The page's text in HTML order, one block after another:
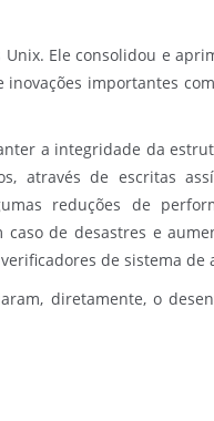
Ele consolidou e
importantes
a integridade da
através de escritas
reduções de
de desastres e
de sistema de
diretamente, o